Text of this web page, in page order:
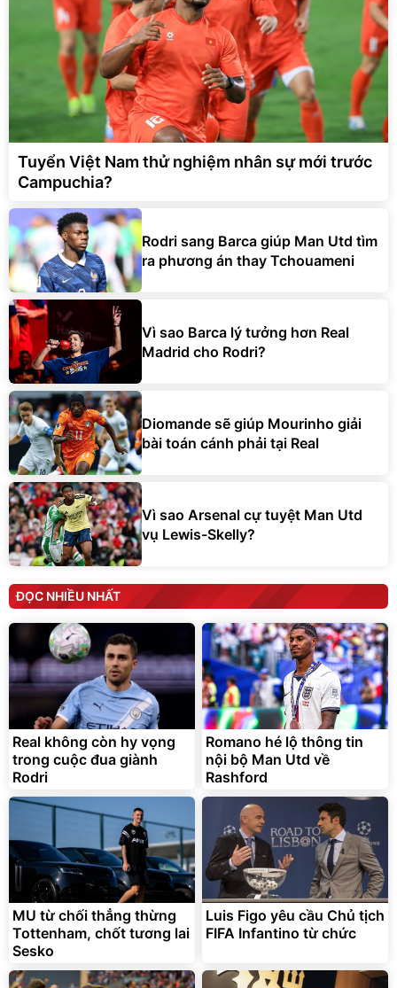
Tuyển Việt Nam thử nghiệm nhân sự mới trước
Campuchia?
Rodri sang Barca giúp Man Utd tìm
ra phương án thay Tchouameni
Vì sao Barca lý tưởng hơn Real
Madrid cho Rodri?
Diomande sẽ giúp Mourinho giải
bài toán cánh phải tại Real
Vì sao Arsenal cự tuyệt Man Utd
vụ Lewis-Skelly?
ĐỌC NHIỀU NHẤT
Real không còn hy vọng
trong cuộc đua giành
Rodri
Romano hé lộ thông tin
nội bộ Man Utd về
Rashford
MU từ chối thẳng thừng
Tottenham, chốt tương lai
Sesko
Luis Figo yêu cầu Chủ tịch
FIFA Infantino từ chức